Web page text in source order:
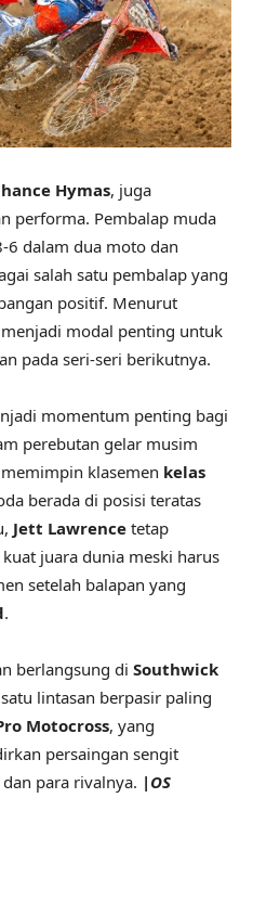
Hymas, juga
performa. Pembalap muda
6 dalam dua moto dan
salah satu pembalap yang
positif. Menurut
modal penting untuk
pada seri-seri berikutnya.
momentum penting bagi
perebutan gelar musim
klasemen kelas
berada di posisi teratas
Jett Lawrence tetap
juara dunia meski harus
setelah balapan yang
.
di Southwick
lintasan berpasir paling
Motocross, yang
persaingan sengit
dan para rivalnya. |OS